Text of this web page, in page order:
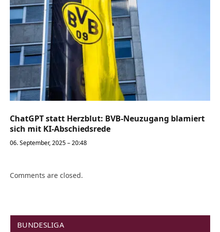
ChatGPT statt Herzblut: BVB-Neuzugang blamiert
sich mit KI-Abschiedsrede
06. September, 2025 – 20:48
Comments are closed.
BUNDESLIGA